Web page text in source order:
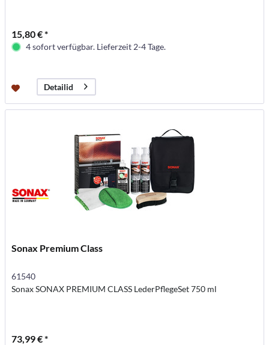
15,80 € *
4 sofort verfügbar. Lieferzeit 2-4 Tage.
Detailid
Sonax Premium Class
61540
Sonax SONAX PREMIUM CLASS LederPflegeSet 750 ml
73,99 € *